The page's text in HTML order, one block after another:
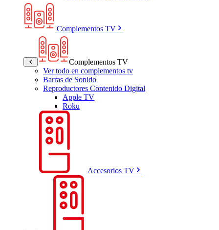
Complementos TV
Complementos TV
Ver todo en complementos tv
Barras de Sonido
Reproductores Contenido Digital
Apple TV
Roku
Accesorios TV